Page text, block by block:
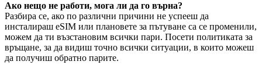
Ако нещо не работи, мога ли да го върна?
Разбира се, ако по различни причини не успееш да
инсталираш eSIM или плановете за пътуване са се променили,
можем да ти възстановим всички пари. Посети политиката за
връщане, за да видиш точно всички ситуации, в които можеш
да получиш обратно парите.